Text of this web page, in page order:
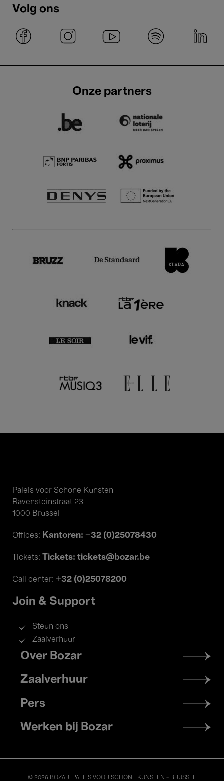
Volg ons
Onze partners
Paleis voor Schone Kunsten
Ravensteinstraat 23
1000 Brussel
Offices: Kantoren: +32 (0)25078430
Tickets: Tickets: tickets@bozar.be
Call center: +32 (0)25078200
Join & Support
Steun ons
Zaalverhuur
Footer
menu
Over Bozar
Zaalverhuur
Pers
Werken bij Bozar
© 2026 BOZAR. PALEIS VOOR SCHONE KUNSTEN - BRUSSEL